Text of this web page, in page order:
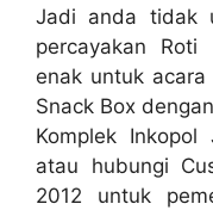
Jadi anda tidak
percayakan
enak untuk
Snack Box
Komplek Inkopol
atau hubungi
2012 untuk